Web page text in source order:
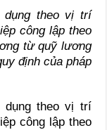
dụng theo vị trí
công lập theo
từ quỹ lương
định của pháp
dụng theo vị trí
công lập theo